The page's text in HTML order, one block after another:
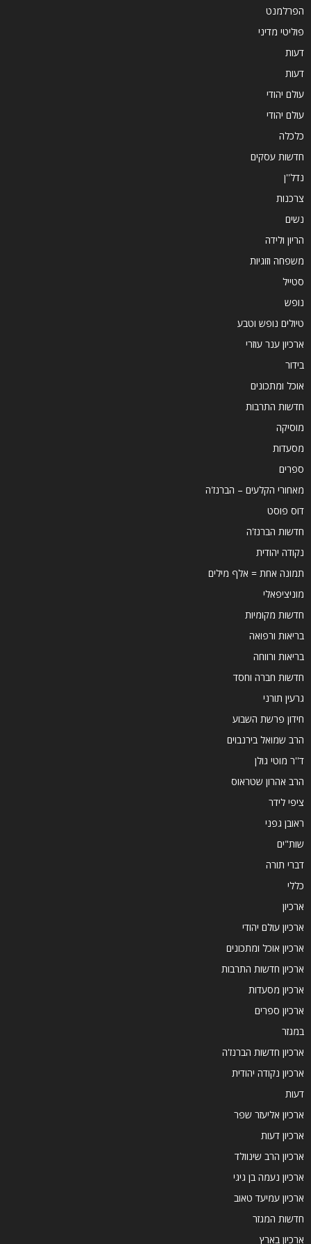
הפרלמנט
פוליטי מדיני
דעות
דעות
עולם יהודי
עולם יהודי
כלכלה
חדשות עסקים
נדל''ן
צרכנות
נשים
הריון ולידה
משפחה וזוגיות
סטייל
נופש
טיולים נופש וטבע
ארכיון ענר עוזרי
בידור
אוכל ומתכונים
חדשות התרבות
מוסיקה
מסעדות
ספרים
מאחורי הקלעים – הברנז'ה
דוס פוסט
חדשות הברנז'ה
נקודה יהודית
תמונה אחת = אלף מילים
מוניציפאלי
חדשות מקומיות
בריאות ורפואה
בריאות ורווחה
חדשות חברה וחסד
גרעין תורני
חידון פרשת השבוע
הרב שמואל בירנבוים
ד''ר מוטי גולן
הרב אהרון שטראוס
ציפי לידר
ראובן גפני
שות"ים
דברי תורה
כללי
ארכיון
ארכיון עולם יהודי
ארכיון אוכל ומתכונים
ארכיון חדשות התרבות
ארכיון מסעדות
ארכיון ספרים
במגזר
ארכיון חדשות הברנז'ה
ארכיון נקודה יהודית
דעות
ארכיון אליעזר שפר
ארכיון דעות
ארכיון הרב שינוולד
ארכיון נעמה בן גיגי
ארכיון עמיעד טאוב
חדשות המגזר
ארכיון בארץ